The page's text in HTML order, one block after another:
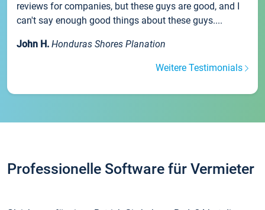
reviews for companies, but these guys are good, and I
can't say enough good things about these guys....
John H. Honduras Shores Planation
Weitere Testimonials
Professionelle Software für Vermieter